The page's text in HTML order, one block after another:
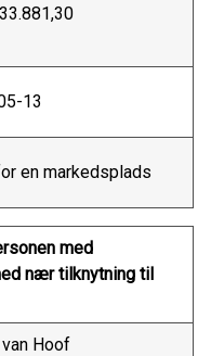
13
en markedsplads
med
nær tilknytning til
Hoof